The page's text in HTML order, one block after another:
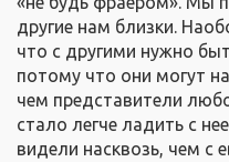
другие нам близки.
что с другими нужно
потому что они могут
чем представители
стало легче ладить с
видели насквозь, чем с